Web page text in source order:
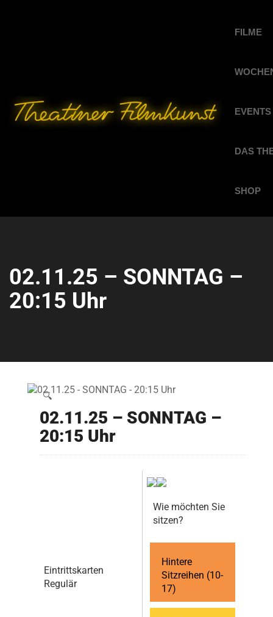
FILME
EVENTS
DAS
SHOP
02.11.25 – SONNTAG –
20:15 Uhr
🔍
02.11.25 – SONNTAG –
20:15 Uhr
Eintrittskarten
Regulär
Wie möchten Sie
sitzen?
Hintere
Sitzreihen (10-
17)